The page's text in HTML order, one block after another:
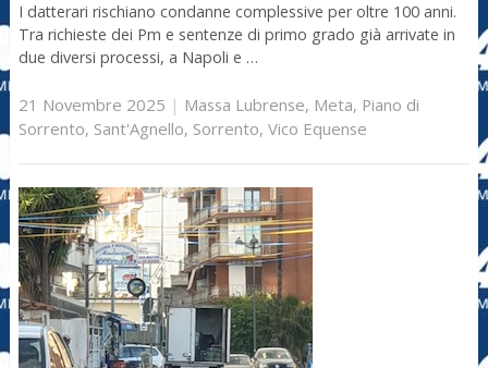
I datterari rischiano condanne complessive per oltre 100 anni.
Tra richieste dei Pm e sentenze di primo grado già arrivate in
due diversi processi, a Napoli e …
21 Novembre 2025 | Massa Lubrense, Meta, Piano di
Sorrento, Sant'Agnello, Sorrento, Vico Equense